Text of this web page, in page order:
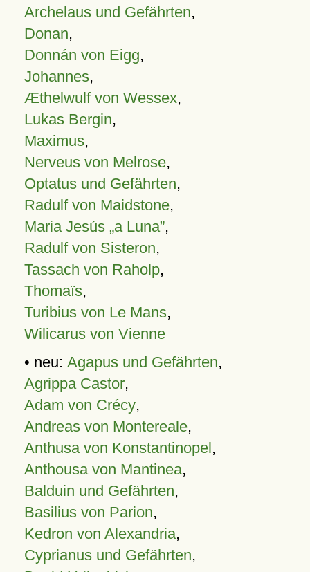
Archelaus und Gefährten,
Donan,
Donnán von Eigg,
Johannes,
Æthelwulf von Wessex,
Lukas Bergin,
Maximus,
Nerveus von Melrose,
Optatus und Gefährten,
Radulf von Maidstone,
Maria Jesús „a Luna”,
Radulf von Sisteron,
Tassach von Raholp,
Thomaïs,
Turibius von Le Mans,
Wilicarus von Vienne
• neu: Agapus und Gefährten,
Agrippa Castor,
Adam von Crécy,
Andreas von Montereale,
Anthusa von Konstantinopel,
Anthousa von Mantinea,
Balduin und Gefährten,
Basilius von Parion,
Kedron von Alexandria,
Cyprianus und Gefährten,